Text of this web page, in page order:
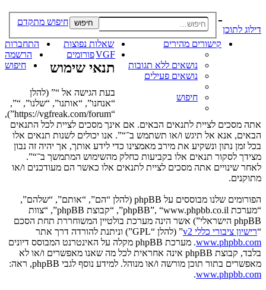
דילוג לתוכן
חיפוש חיפוש מתקדם
קישורים מהירים
נושאים ללא תגובות
נושאים פעילים
חיפוש
שאלות נפוצות
התחברות
הרשמה
VGFפורומים
חיפוש
-
תנאי שימוש
בעת הגישה אל “” (להלן
“אנחנו”, “אותנו”, “שלנו”, “”,
“https://vgfreak.com/forum”),
אתה מסכים לציית לתנאים הבאים. אם אינך מסכים לציית לכל התנאים
הבאים, אנא אל תיגש ו/או תשתמש ב־“”. אנו יכולים לשנות תנאים אלו
בכל זמן נתון ונשקיע את מירב מאמצינו כדי לידע אותך, אך יהיה זה נבון
מצידך לסקור תנאים אלו בקביעות כחלק מהשימוש המתמשך ב־“”.
לאחר שינויים אתה מסכים לציית לתנאים אלו כאשר הם מעודכנים ו/או
מתוקנים.
הפורומים שלנו מבוססים על phpBB (להלן “הם”, “אותם”, “שלהם”,
“מערכת phpBB”, “www.phpbb.co.il”, “קבוצת phpBB”, “צוות
phpBB הישראלי”) אשר הינה מערכת בולטיין המשוחררת תחת הסכם
“רישיון ציבורי כללי v2
” (להלן “GPL”) וניתנת להורדה דרך אתר
www.phpbb.com
. מערכת phpBB מקלה על האינטרנט המבוסס דיונים
בלבד, קבוצת phpBB אינה אחראית לכל מה שאנו מאפשרים ו/או לא
מאפשרים בתור תוכן מורשה ו/או מנוהל. למידע נוסף לגבי phpBB, ראה:
www.phpbb.com
.